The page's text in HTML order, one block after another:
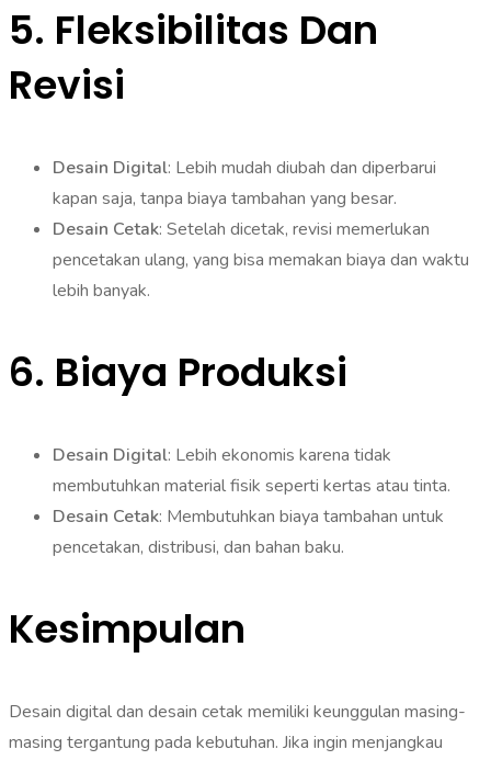
5. Fleksibilitas Dan
Revisi
Desain Digital: Lebih mudah diubah dan diperbarui
kapan saja, tanpa biaya tambahan yang besar.
Desain Cetak: Setelah dicetak, revisi memerlukan
pencetakan ulang, yang bisa memakan biaya dan waktu
lebih banyak.
6. Biaya Produksi
Desain Digital: Lebih ekonomis karena tidak
membutuhkan material fisik seperti kertas atau tinta.
Desain Cetak: Membutuhkan biaya tambahan untuk
pencetakan, distribusi, dan bahan baku.
Kesimpulan
Desain digital dan desain cetak memiliki keunggulan masing-
masing tergantung pada kebutuhan. Jika ingin menjangkau